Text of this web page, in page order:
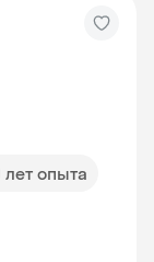
лет опыта